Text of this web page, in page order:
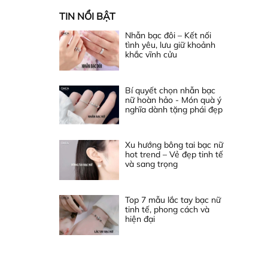
TIN NỔI BẬT
Nhẫn bạc đôi – Kết nối
tình yêu, lưu giữ khoảnh
khắc vĩnh cửu
Bí quyết chọn nhẫn bạc
nữ hoàn hảo - Món quà ý
nghĩa dành tặng phái đẹp
Xu hướng bông tai bạc nữ
hot trend – Vẻ đẹp tinh tế
và sang trọng
Top 7 mẫu lắc tay bạc nữ
tinh tế, phong cách và
hiện đại